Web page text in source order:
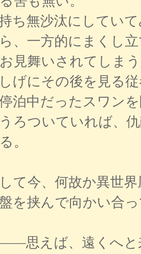
ち無沙汰にしてい
、一方的にまくし
見舞いされてしま
げにその後を見る
泊中だったスワン
ろついていれば、
。
て今、何故か異世界
を挟んで向かい合
思えば、遠くへと